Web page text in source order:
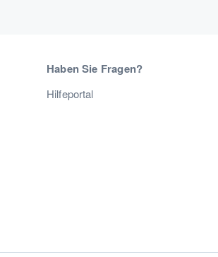
Haben Sie Fragen?
Hilfeportal